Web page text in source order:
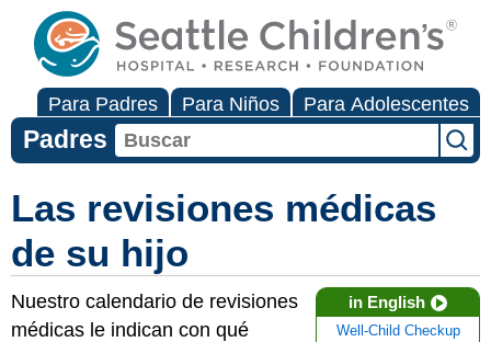
Para Padres Para Niños Para Adolescentes
Padres
Las revisiones médicas
de su hijo
in English
Well-Child Checkup
Nuestro calendario de revisiones
médicas le indican con qué